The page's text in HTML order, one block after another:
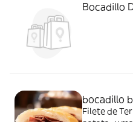
Bocadillo
bocadillo
Filete de